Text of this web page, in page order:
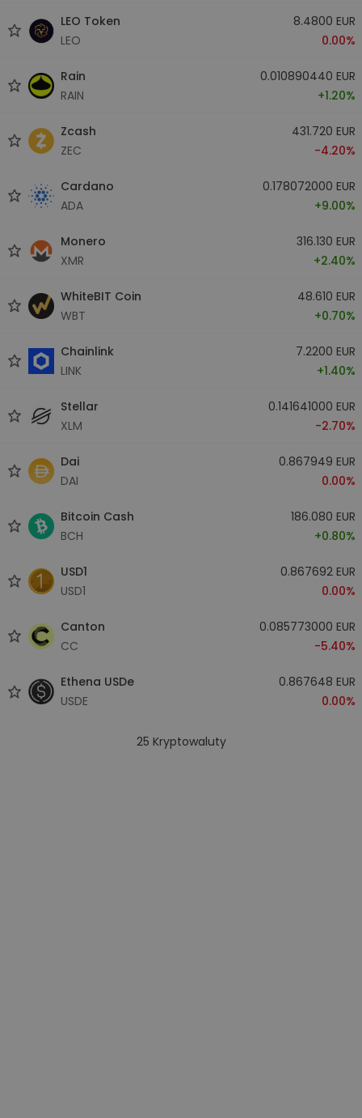
LEO Token
LEO
8.4800 EUR
0.00%
Rain
RAIN
0.010890440 EUR
+1.20%
Zcash
ZEC
431.720 EUR
-4.20%
Cardano
ADA
0.178072000 EUR
+9.00%
Monero
XMR
316.130 EUR
+2.40%
WhiteBIT Coin
WBT
48.610 EUR
+0.70%
Chainlink
LINK
7.2200 EUR
+1.40%
Stellar
XLM
0.141641000 EUR
-2.70%
Dai
DAI
0.867949 EUR
0.00%
Bitcoin Cash
BCH
186.080 EUR
+0.80%
USD1
USD1
0.867692 EUR
0.00%
Canton
CC
0.085773000 EUR
-5.40%
Ethena USDe
USDE
0.867648 EUR
0.00%
25 Kryptowaluty